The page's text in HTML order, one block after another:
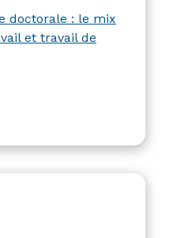
doctorale : le mix
et travail de